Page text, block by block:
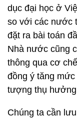
dục đại học ở
so với các nước
đặt ra bài toán
Nhà nước cũng
thông qua cơ
đồng ý tăng
tượng thụ
Chúng ta cần